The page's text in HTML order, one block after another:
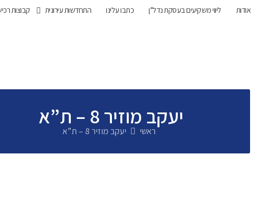
אודות ליווי משקיעים בעסקת נדל”ן כתבו עלינו התחדשות עירונית קבוצות
יעקב מוזיר 8 – ת”א
ראשי יעקב מוזיר 8 – ת”א